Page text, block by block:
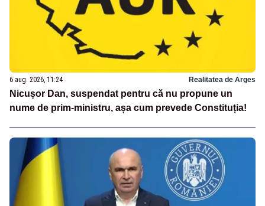
6 aug. 2026, 11:24 Realitatea de Arges
Nicușor Dan, suspendat pentru că nu propune un
nume de prim-ministru, așa cum prevede Constituția!